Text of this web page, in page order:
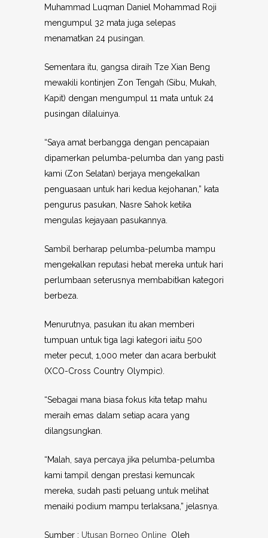
Muhammad Luqman Daniel Mohammad Roji
mengumpul 32 mata juga selepas
menamatkan 24 pusingan.
Sementara itu, gangsa diraih Tze Xian Beng
mewakili kontinjen Zon Tengah (Sibu, Mukah,
Kapit) dengan mengumpul 11 mata untuk 24
pusingan dilaluinya.
“Saya amat berbangga dengan pencapaian
dipamerkan pelumba-pelumba dan yang pasti
kami (Zon Selatan) berjaya mengekalkan
penguasaan untuk hari kedua kejohanan,” kata
pengurus pasukan, Nasre Sahok ketika
mengulas kejayaan pasukannya.
Sambil berharap pelumba-pelumba mampu
mengekalkan reputasi hebat mereka untuk hari
perlumbaan seterusnya membabitkan kategori
berbeza.
Menurutnya, pasukan itu akan memberi
tumpuan untuk tiga lagi kategori iaitu 500
meter pecut, 1,000 meter dan acara berbukit
(XCO-Cross Country Olympic).
“Sebagai mana biasa fokus kita tetap mahu
meraih emas dalam setiap acara yang
dilangsungkan.
“Malah, saya percaya jika pelumba-pelumba
kami tampil dengan prestasi kemuncak
mereka, sudah pasti peluang untuk melihat
menaiki podium mampu terlaksana,” jelasnya.
Sumber : Utusan Borneo Online Oleh